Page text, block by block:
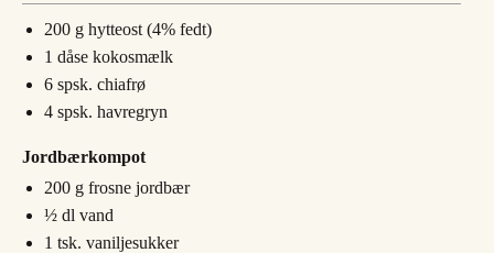
200 g hytteost (4% fedt)
1 dåse kokosmælk
6 spsk. chiafrø
4 spsk. havregryn
Jordbærkompot
200 g frosne jordbær
½ dl vand
1 tsk. vaniljesukker